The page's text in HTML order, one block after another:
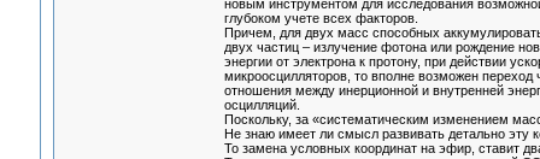
новым инструментом для исследования
глубоком учете всех факторов.
Причем, для двух масс способных
двух частиц – излучение фотона или рождение
энергии от электрона к протону, при действии
микроосцилляторов, то вполне возможен переход
отношения между инерционной и внутренней
осцилляций.
Поскольку, за «систематическим изменением
Не знаю имеет ли смысл развивать детально эту
То замена условных координат на эфир, ставит